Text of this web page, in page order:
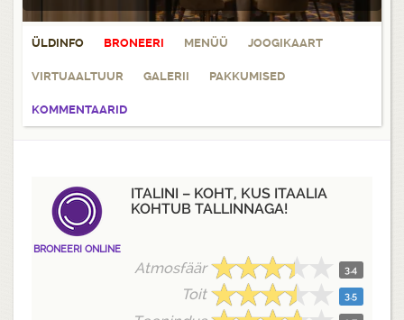
ÜLDINFO BRONEERI MENÜÜ JOOGIKAART
VIRTUAALTUUR GALERII PAKKUMISED
KOMMENTAARID
BRONEERI ONLINE
ITALINI – KOHT, KUS ITAALIA
KOHTUB TALLINNAGA!
Atmosfäär 3.4
Toit 3.5